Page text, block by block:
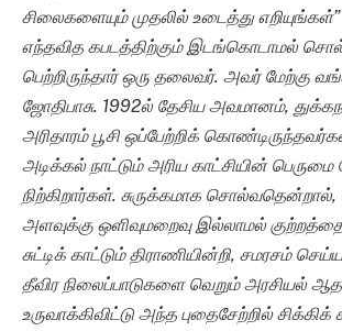
சிலைகளையும் முதலில் உடைத்து
எந்தவித கபடத்திற்கும் இடங்கொடாமல்
பெற்றிருந்தார் ஒரு தலைவர். அவர் மேற்கு
ஜோதிபாசு. 1992ல் தேசிய அவமானம்,
அரிதாரம்பூசி ஒப்பேற்றிக்
அடிக்கல் நாட்டும் அரிய காட்சியின் பெருமை
நிற்கிறார்கள். சுருக்கமாக சொல்வதென்றால்,
அளவுக்கு ஒளிவுமறைவு இல்லாமல்
சுட்டிக் காட்டும் திராணியின்றி, சமரசம்
தீவிர நிலைப்பாடுகளை வெறும் அரசியல்
உருவாக்கிவிட்டு அந்த புதைசேற்றில்